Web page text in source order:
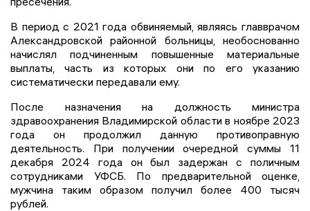
В период с 2021 года обвиняемый, являясь главврачом
Александровской районной больницы, необоснованно
начислял подчиненным повышенные материальные
выплаты, часть из которых они по его указанию
систематически передавали ему.
После назначения на должность министра
здравоохранения Владимирской области в ноябре 2023
года он продолжил данную противоправную
деятельность. При получении очередной суммы 11
декабря 2024 года он был задержан с поличным
сотрудниками УФСБ. По предварительной оценке,
мужчина таким образом получил более 400 тысяч
рублей.